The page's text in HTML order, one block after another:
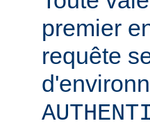
premier
requête